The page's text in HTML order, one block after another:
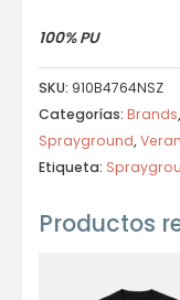
100% PU
SKU: 910B4764NSZ
Categorías: Brands,
Sprayground,
Etiqueta:
Productos